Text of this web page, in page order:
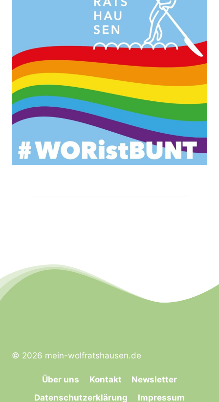
© 2026 mein-wolfratshausen.de
Über uns Kontakt
Newsletter
Datenschutzerklärung
Impressum